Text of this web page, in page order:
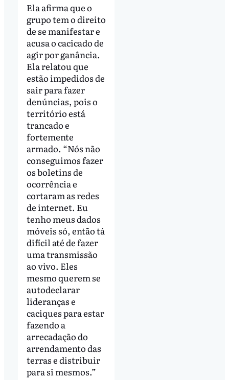
Ela afirma que o
grupo tem o direito
de se manifestar e
acusa o cacicado de
agir por ganância.
Ela relatou que
estão impedidos de
sair para fazer
denúncias, pois o
território está
trancado e
fortemente
armado. “Nós não
conseguimos fazer
os boletins de
ocorrência e
cortaram as redes
de internet. Eu
tenho meus dados
móveis só, então tá
difícil até de fazer
uma transmissão
ao vivo. Eles
mesmo querem se
autodeclarar
lideranças e
caciques para estar
fazendo a
arrecadação do
arrendamento das
terras e distribuir
para si mesmos.”